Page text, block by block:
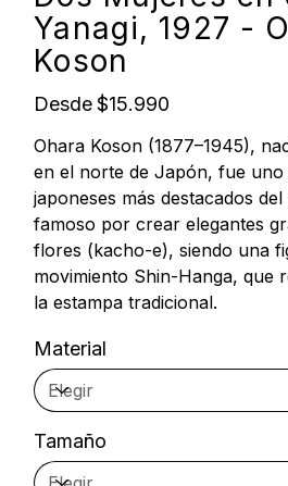
Yanagi, 1927 -
Koson
Desde Precio
$15.990
Ohara Koson (1877–1945),
en el norte de Japón, fue uno
japoneses más destacados
famoso por crear elegantes
flores (kacho-e), siendo una
movimiento Shin-Hanga, que
la estampa tradicional.
Material
Tamaño